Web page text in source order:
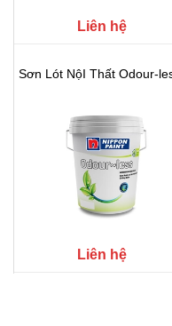
Liên hệ
Liên hệ